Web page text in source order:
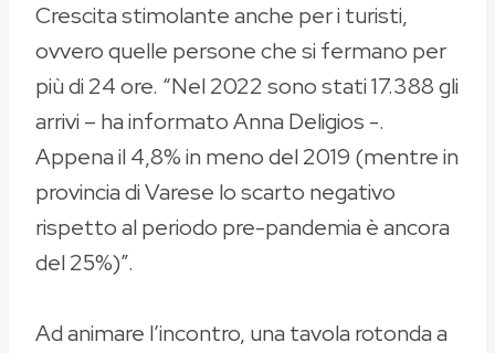
Crescita stimolante anche per i turisti,
ovvero quelle persone che si fermano per
più di 24 ore. “Nel 2022 sono stati 17.388 gli
arrivi – ha informato Anna Deligios -.
Appena il 4,8% in meno del 2019 (mentre in
provincia di Varese lo scarto negativo
rispetto al periodo pre-pandemia è ancora
del 25%)”.
Ad animare l’incontro, una tavola rotonda a